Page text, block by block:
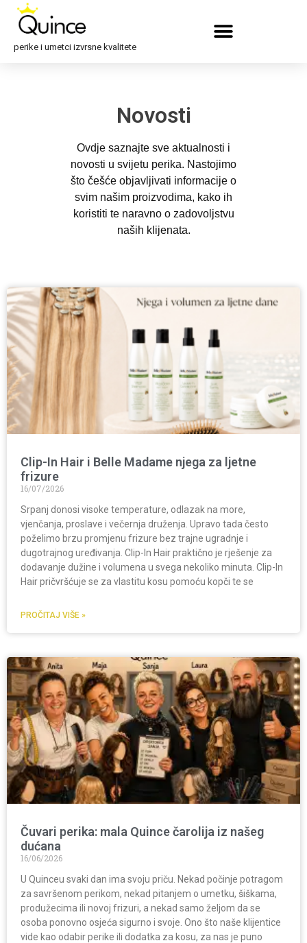
perike i umetci izvrsne kvalitete
Novosti
Ovdje saznajte sve aktualnosti i
novosti u svijetu perika. Nastojimo
što češće objavljivati informacije o
svim našim proizvodima, kako ih
koristiti te naravno o zadovoljstvu
naših klijenata.
Clip-In Hair i Belle Madame njega za ljetne
frizure
16/07/2026
Srpanj donosi visoke temperature, odlazak na more,
vjenčanja, proslave i večernja druženja. Upravo tada često
poželimo brzu promjenu frizure bez trajne ugradnje i
dugotrajnog uređivanja. Clip-In Hair praktično je rješenje za
dodavanje dužine i volumena u svega nekoliko minuta. Clip-In
Hair pričvršćuje se za vlastitu kosu pomoću kopči te se
PROČITAJ VIŠE »
Čuvari perika: mala Quince čarolija iz našeg
dućana
16/06/2026
U Quinceu svaki dan ima svoju priču. Nekad počinje potragom
za savršenom perikom, nekad pitanjem o umetku, šiškama,
produžecima ili novoj frizuri, a nekad samo željom da se
osoba ponovno osjeća sigurno i svoje. Ono što naše klijentice
vide kao odabir perike ili dodatka za kosu, za nas je puno